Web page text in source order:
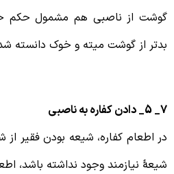
از ناصبی هم مشمول حکم
از گوشت میته و خوک دانسته شده
اطعام کفاره، شیعه بودن فقیر از
نیازمند وجود نداشته باشد،